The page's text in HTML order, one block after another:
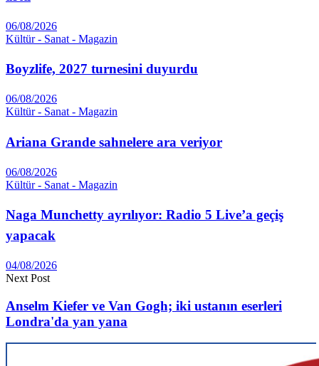
06/08/2026
Kültür - Sanat - Magazin
Boyzlife, 2027 turnesini duyurdu
06/08/2026
Kültür - Sanat - Magazin
Ariana Grande sahnelere ara veriyor
06/08/2026
Kültür - Sanat - Magazin
Naga Munchetty ayrılıyor: Radio 5 Live’a geçiş
yapacak
04/08/2026
Next Post
Anselm Kiefer ve Van Gogh; iki ustanın eserleri
Londra'da yan yana